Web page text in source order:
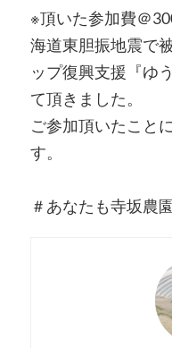
※頂いた参加費＠
海道東胆振地震で
ップ復興支援『ゆ
て頂きました。
ご参加頂いたこと
す。
＃あなたも寺坂農